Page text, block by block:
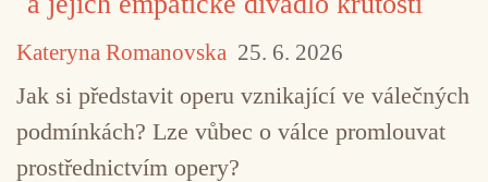
Miroslav Srnka Salvatore Sciarrino Videa na
Kateryna Romanovska 25. 6. 2026
Jak si představit operu vznikající ve válečných
podmínkách? Lze vůbec o válce promlouvat
prostřednictvím opery?